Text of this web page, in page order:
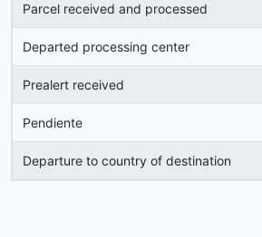
Parcel received and processed
Departed processing center
Prealert received
Pendiente
Departure to country of destination